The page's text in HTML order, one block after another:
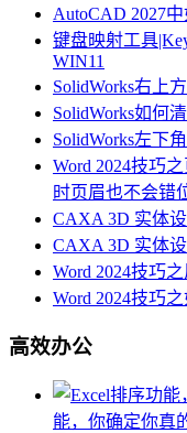
AutoCAD 2027
键盘映射工具
WIN11
SolidWorks右上
SolidWorks如何
SolidWorks左下
Word 2024技巧
时页眉也不会错
CAXA 3D 实体
CAXA 3D 实体
Word 2024技巧
Word 2024技巧
高效办公
能，你确定你真